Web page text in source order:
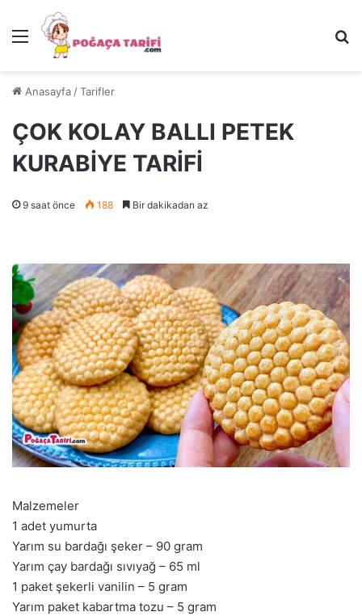
Menü
Anasayfa /Tarifler
ÇOK KOLAY BALLI PETEK
KURABİYE TARİFİ
9 saat önce 188 Bir dakikadan az
Malzemeler
1 adet yumurta
Yarım su bardağı şeker – 90 gram
Yarım çay bardağı sıvıyağ – 65 ml
1 paket şekerli vanilin – 5 gram
Yarım paket kabartma tozu – 5 gram